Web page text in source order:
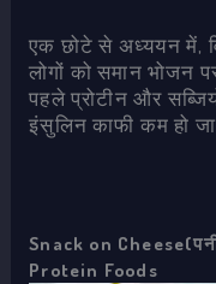
एक छोटे से अध्ययन में,
लोगों को समान भोजन
पहले प्रोटीन और
इंसुलिन काफी कम हो
Snack on
Protein Foods